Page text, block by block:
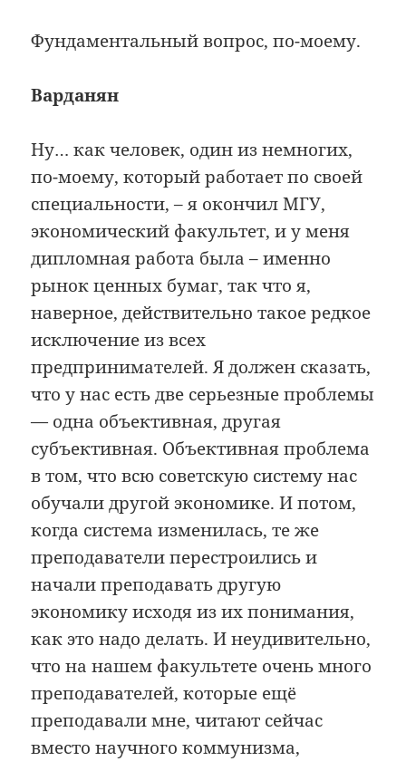
Фундаментальный вопрос, по-моему.
Варданян
Ну… как человек, один из немногих,
по-моему, который работает по своей
специальности, – я окончил МГУ,
экономический факультет, и у меня
дипломная работа была – именно
рынок ценных бумаг, так что я,
наверное, действительно такое редкое
исключение из всех
предпринимателей. Я должен сказать,
что у нас есть две серьезные проблемы
— одна объективная, другая
субъективная. Объективная проблема
в том, что всю советскую систему нас
обучали другой экономике. И потом,
когда система изменилась, те же
преподаватели перестроились и
начали преподавать другую
экономику исходя из их понимания,
как это надо делать. И неудивительно,
что на нашем факультете очень много
преподавателей, которые ещё
преподавали мне, читают сейчас
вместо научного коммунизма,